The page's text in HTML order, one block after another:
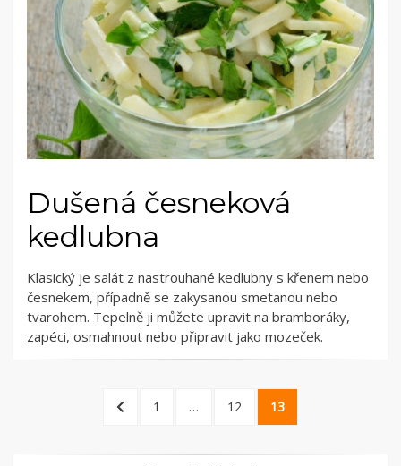
Dušená česneková
kedlubna
Klasický je salát z nastrouhané kedlubny s křenem nebo
česnekem, případně se zakysanou smetanou nebo
tvarohem. Tepelně ji můžete upravit na bramboráky,
zapéci, osmahnout nebo připravit jako mozeček.
StránkováníPREVIOUS
PAGE
1 … PAGE
12 PAGE
13